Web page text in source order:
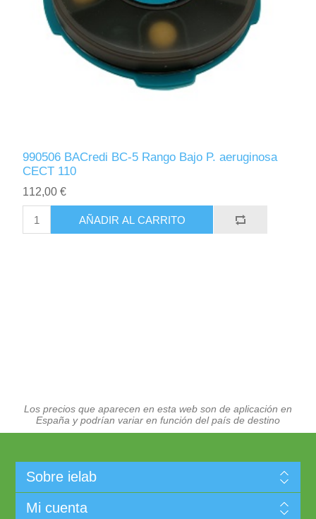
990506 BACredi BC-5 Rango Bajo P. aeruginosa
CECT 110
112,00 €
AÑADIR AL CARRITO
Los precios que aparecen en esta web son de aplicación en
España y podrían variar en función del país de destino
Sobre ielab
Mi cuenta